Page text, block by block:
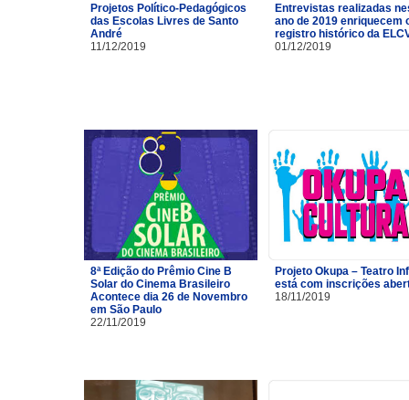
Projetos Político-Pedagógicos
das Escolas Livres de Santo
André
11/12/2019
Entrevistas realizadas
ano de 2019 enriquecem
registro histórico da
01/12/2019
8ª Edição do Prêmio Cine B
Solar do Cinema Brasileiro
Acontece dia 26 de Novembro
em São Paulo
22/11/2019
Projeto Okupa – Teatro
está com inscrições
18/11/2019